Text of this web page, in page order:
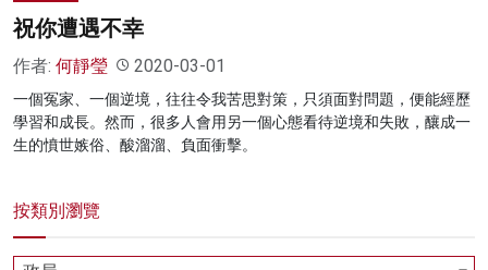
祝你遭遇不幸
作者: 何靜瑩 2020-03-01
一個冤家、一個逆境，往往令我苦思對策，只須面對問題，便能經歷
學習和成長。然而，很多人會用另一個心態看待逆境和失敗，釀成一
生的憤世嫉俗、酸溜溜、負面衝擊。
按類別瀏覽